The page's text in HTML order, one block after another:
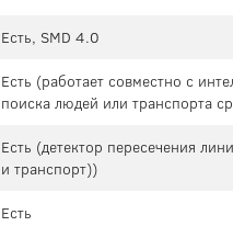
Есть, SMD 4.0
Есть (работает совместно с
поиска людей или транспорта
Есть (детектор пересечения
и транспорт))
Есть